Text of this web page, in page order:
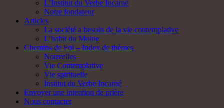
L’Institut du Verbe Incarné
Notre fondateur
Articles
La société a besoin de la vie contemplative
L’habit du Moine
Chemins de Foi – Index de thèmes
Nouvelles
Vie Contemplative
Vie spirituelle
Institut du Verbe Incarné
Envoyer une intention de prière
Nous contacter